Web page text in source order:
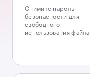
Снимите пароль
безопасности для
свободного
использования файла.